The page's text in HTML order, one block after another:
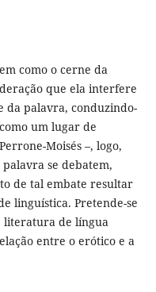
como o cerne da
que ela interfere
palavra, conduzindo-
um lugar de
Moisés –, logo,
se debatem,
de tal embate resultar
linguística. Pretende-se
literatura de língua
entre o erótico e a